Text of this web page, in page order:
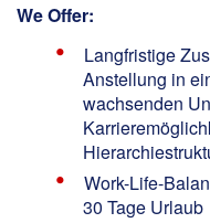
We Offer:
Langfristige
Anstellung in
wachsenden
Work-Life-
30 Tage Urlaub